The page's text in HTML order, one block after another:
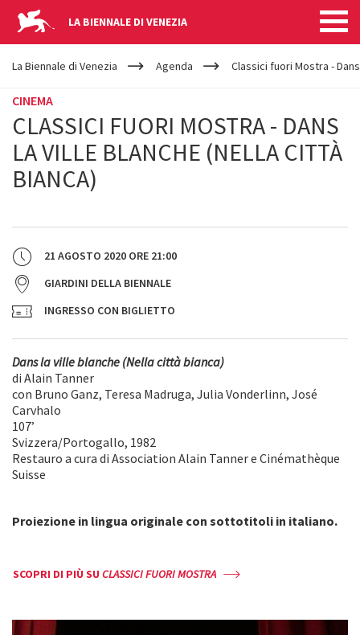
LA BIENNALE DI VENEZIA
YOUR
ARE
La Biennale di Venezia Agenda Classici fuori Mostra -
CINEMA
CLASSICI FUORI MOSTRA - DANS
LA VILLE BLANCHE (NELLA CITTÀ
BIANCA)
21 AGOSTO 2020 ORE 21:00
GIARDINI DELLA BIENNALE
INGRESSO CON BIGLIETTO
Dans la ville blanche (Nella città bianca)
di Alain Tanner
con Bruno Ganz, Teresa Madruga, Julia Vonderlinn, José
Carvhalo
107’
Svizzera/Portogallo, 1982
Restauro a cura di Association Alain Tanner e Cinémathèque
Suisse
Proiezione in lingua originale con sottotitoli in italiano.
SCOPRI DI PIÙ SU CLASSICI FUORI MOSTRA